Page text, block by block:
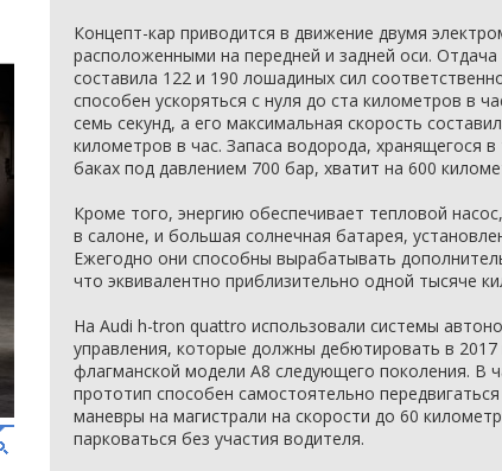
Концепт-кар приводится в движение двумя
расположенными на передней и задней оси. Отдача
составила 122 и 190 лошадиных сил
способен ускоряться с нуля до ста километров в
семь секунд, а его максимальная скорость
километров в час. Запаса водорода, хранящегося
баках под давлением 700 бар, хватит на 600
Кроме того, энергию обеспечивает тепловой
в салоне, и большая солнечная батарея,
Ежегодно они способны вырабатывать
что эквивалентно приблизительно одной тысяче
На Audi h-tron quattro использовали системы
управления, которые должны дебютировать в 2017
флагманской модели A8 следующего поколения. В
прототип способен самостоятельно
маневры на магистрали на скорости до 60
парковаться без участия водителя.